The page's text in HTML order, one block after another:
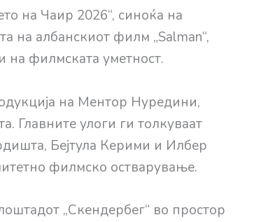
на Чаир 2026“, синоќа на
на албанскиот филм „Salman“,
на филмската уметност.
на Ментор Нуредини,
Главните улоги ги толкуваат
Бејтула Керими и Илбер
филмско остварување.
„Скендербег“ во простор